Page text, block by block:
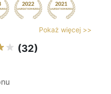
Pokaż więcej >>
(32)